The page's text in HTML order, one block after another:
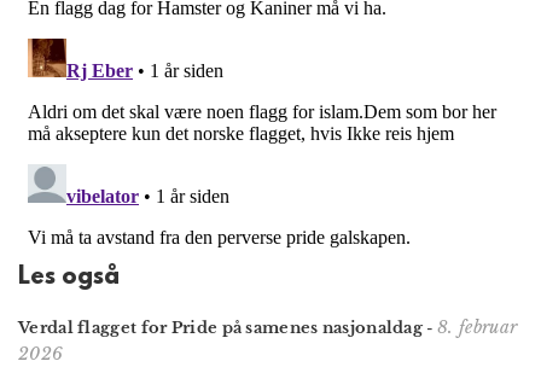
Les også
Verdal flagget for Pride på samenes nasjonaldag -8. februar
2026